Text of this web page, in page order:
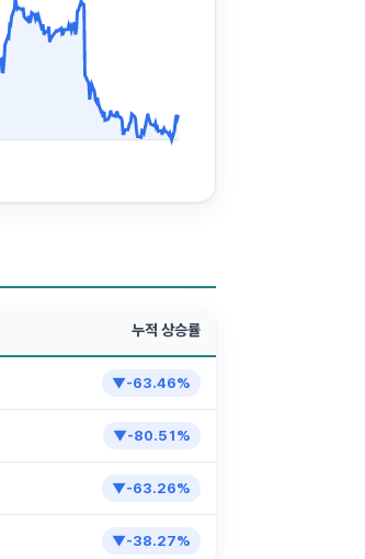
누적 상승률
▼-63.46%
▼-80.51 %
▼-63.26%
▼-38.27%